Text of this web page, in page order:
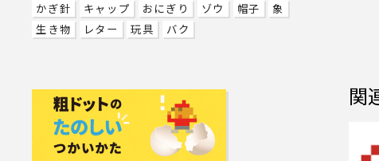
かぎ針
キャップ おにぎり ゾウ 帽子
象
生き物
レター 玩具 バク
関